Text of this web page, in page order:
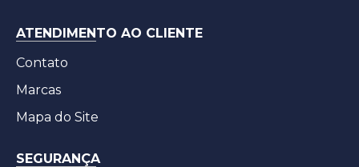
ATENDIMENTO AO CLIENTE
Contato
Marcas
Mapa do Site
SEGURANÇA